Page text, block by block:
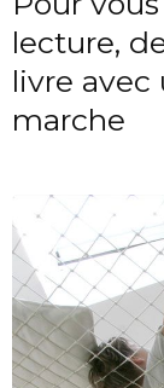
lecture,
livre avec
marche